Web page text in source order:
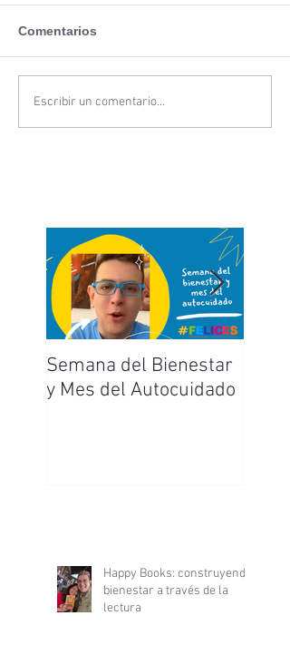
Comentarios
Escribir un comentario...
Semana del Bienestar
y Mes del Autocuidado
Happy Books: construyendo
bienestar a través de la
lectura